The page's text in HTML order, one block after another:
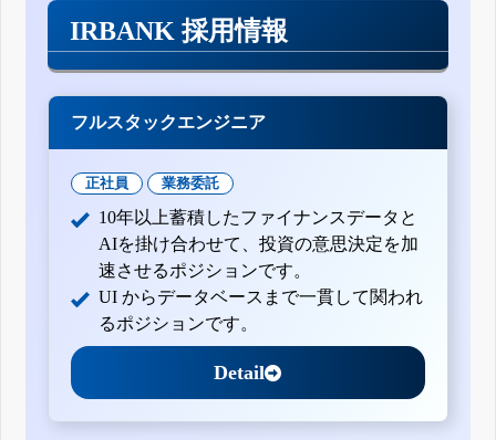
IRBANK 採用情報
フルスタックエンジニア
正社員 業務委託
10年以上蓄積したファイナンスデータと
AIを掛け合わせて、投資の意思決定を加
速させるポジションです。
UI からデータベースまで一貫して関われ
るポジションです。
Detail